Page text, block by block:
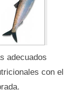
adecuados
con el